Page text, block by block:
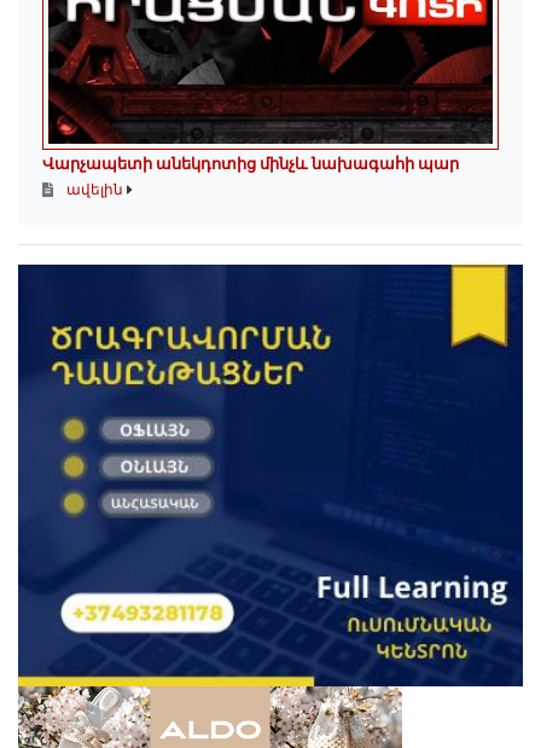
Վարչապետի անեկդոտից մինչև նախագահի պար
ավելին